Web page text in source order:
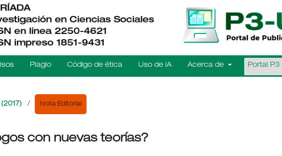
Plagio Código de ética Uso de IA Acerca de Portal P3
/ Nota Editorial
con nuevas teorías?